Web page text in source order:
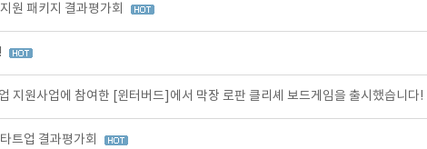
원 패키지 결과평가회
지원사업에 참여한 [윈터버드]에서 막장 로판 클리셰 보드게임을 출시했습니다!
트업 결과평가회